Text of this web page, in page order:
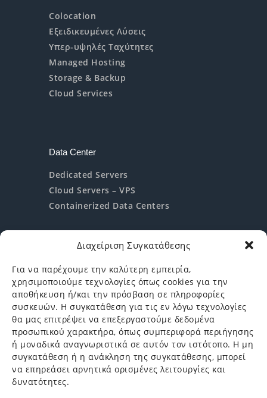
Διαχείριση Συγκατάθεσης
Για να παρέχουμε την καλύτερη εμπειρία,
χρησιμοποιούμε τεχνολογίες όπως cookies για την
αποθήκευση ή/και την πρόσβαση σε πληροφορίες
συσκευών. Η συγκατάθεση για τις εν λόγω τεχνολογίες
θα μας επιτρέψει να επεξεργαστούμε δεδομένα
προσωπικού χαρακτήρα, όπως συμπεριφορά περιήγησης
ή μοναδικά αναγνωριστικά σε αυτόν τον ιστότοπο. Η μη
συγκατάθεση ή η ανάκληση της συγκατάθεσης, μπορεί
να επηρεάσει αρνητικά ορισμένες λειτουργίες και
δυνατότητες.
Colocation
Εξειδικευμένες Λύσεις
Υπερ-υψηλές Ταχύτητες
Managed Hosting
Storage & Backup
Cloud Services
Data Center
Dedicated Servers
Cloud Servers – VPS
Containerized Data Centers
Help & Support
Υποστήριξη
Αίτηση Ενδιαφέροντος
Login
Είσοδος/Εγγραφή